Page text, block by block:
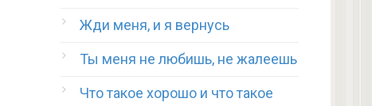
Жди меня, и я вернусь
Ты меня не любишь, не жалеешь
Что такое хорошо и что такое